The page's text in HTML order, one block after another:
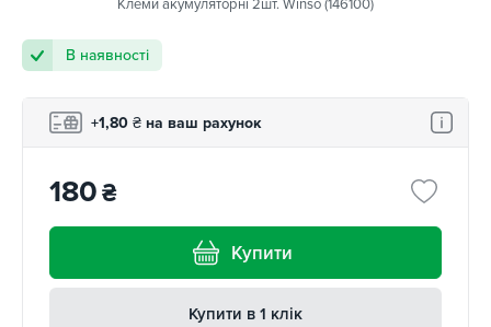
Клеми акумуляторні 2шт. Winso (146100)
В наявності
+1,80 ₴ на ваш рахунок
180₴
Купити
Купити в 1 клік